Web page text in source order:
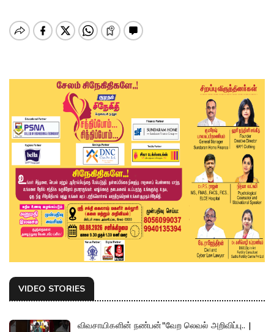
VIDEO STORIES
விவசாயிகளின் நண்பன்"வேற லெவல் அறிவிப்பு.. |